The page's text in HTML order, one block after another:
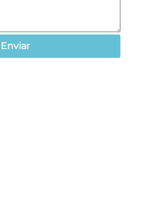
Enviar